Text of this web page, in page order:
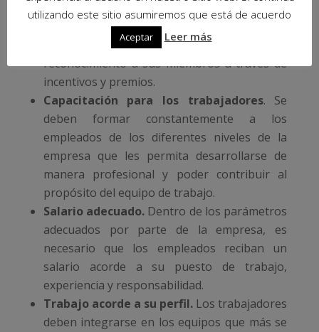
Presentar incentivos y premiar los logros.
Si los objetivos fueron alcanzados por los
grupos de trabajo es necesario realizar un
reconocimiento a sus miembros a través de
incentivos y premios.
Capacitación para los trabajadores. Se
deben formar constantemente a los
empleados de los diferentes niveles de la
empresa que les permita desarrollarse de
manera profesional y poder contribuir al
propósito del equipo de trabajo.
Salario adecuado. Dentro de los parámetros
adecuados por parte de la empresa, es
necesario que los empleados reciban un
salario acorde a su puesto de trabajo,
experiencia y responsabilidad.
Trabajo acorde a su perfil. Los trabajadores
deben integrarse en los equipos que más se
utilizando este sitio asumiremos que está de acuerdo
Aceptar Leer más